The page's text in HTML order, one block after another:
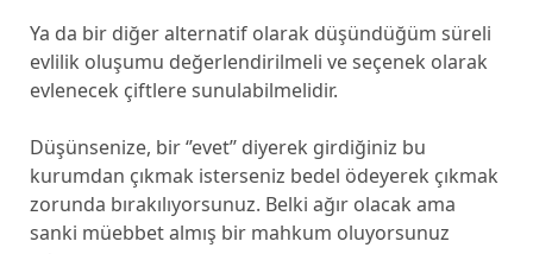
Ya da bir diğer alternatif olarak düşündüğüm süreli
evlilik oluşumu değerlendirilmeli ve seçenek olarak
evlenecek çiftlere sunulabilmelidir.
Düşünsenize, bir ‘’evet’’ diyerek girdiğiniz bu
kurumdan çıkmak isterseniz bedel ödeyerek çıkmak
zorunda bırakılıyorsunuz. Belki ağır olacak ama
sanki müebbet almış bir mahkum oluyorsunuz